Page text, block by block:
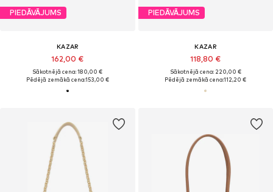
PIEDĀVĀJUMS
KAZAR
162,00 €
Sākotnējā cena: 180,00 €
Pēdējā zemākā cena:153,00 €
PIEDĀVĀJUMS
KAZAR
118,80 €
Sākotnējā cena: 220,00 €
Pēdējā zemākā cena:112,20 €